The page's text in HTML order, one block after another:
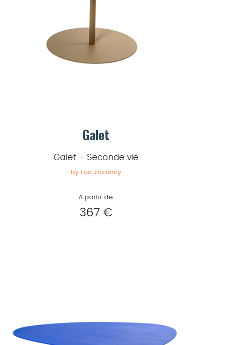
Galet
Galet – Seconde vie
by Luc Jozancy
A partir de
367 €